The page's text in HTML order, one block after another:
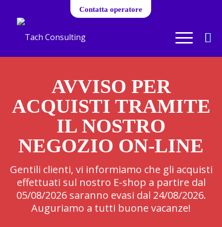
Contatta operatore
AVVISO PER
ACQUISTI TRAMITE
IL NOSTRO
NEGOZIO ON-LINE
Gentili clienti, vi informiamo che gli acquisti
effettuati sul nostro E-shop a partire dal
05/08/2026 saranno evasi dal 24/08/2026.
Auguriamo a tutti buone vacanze!